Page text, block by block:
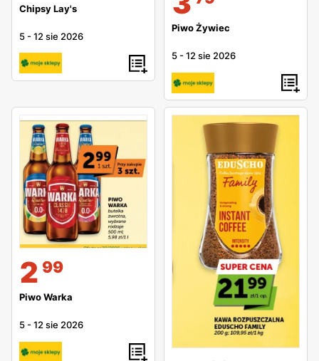
Chipsy Lay's
5 -12 sie 2026
Piwo Żywiec
5 -12 sie 2026
2 99
Piwo Warka
5 -12 sie 2026